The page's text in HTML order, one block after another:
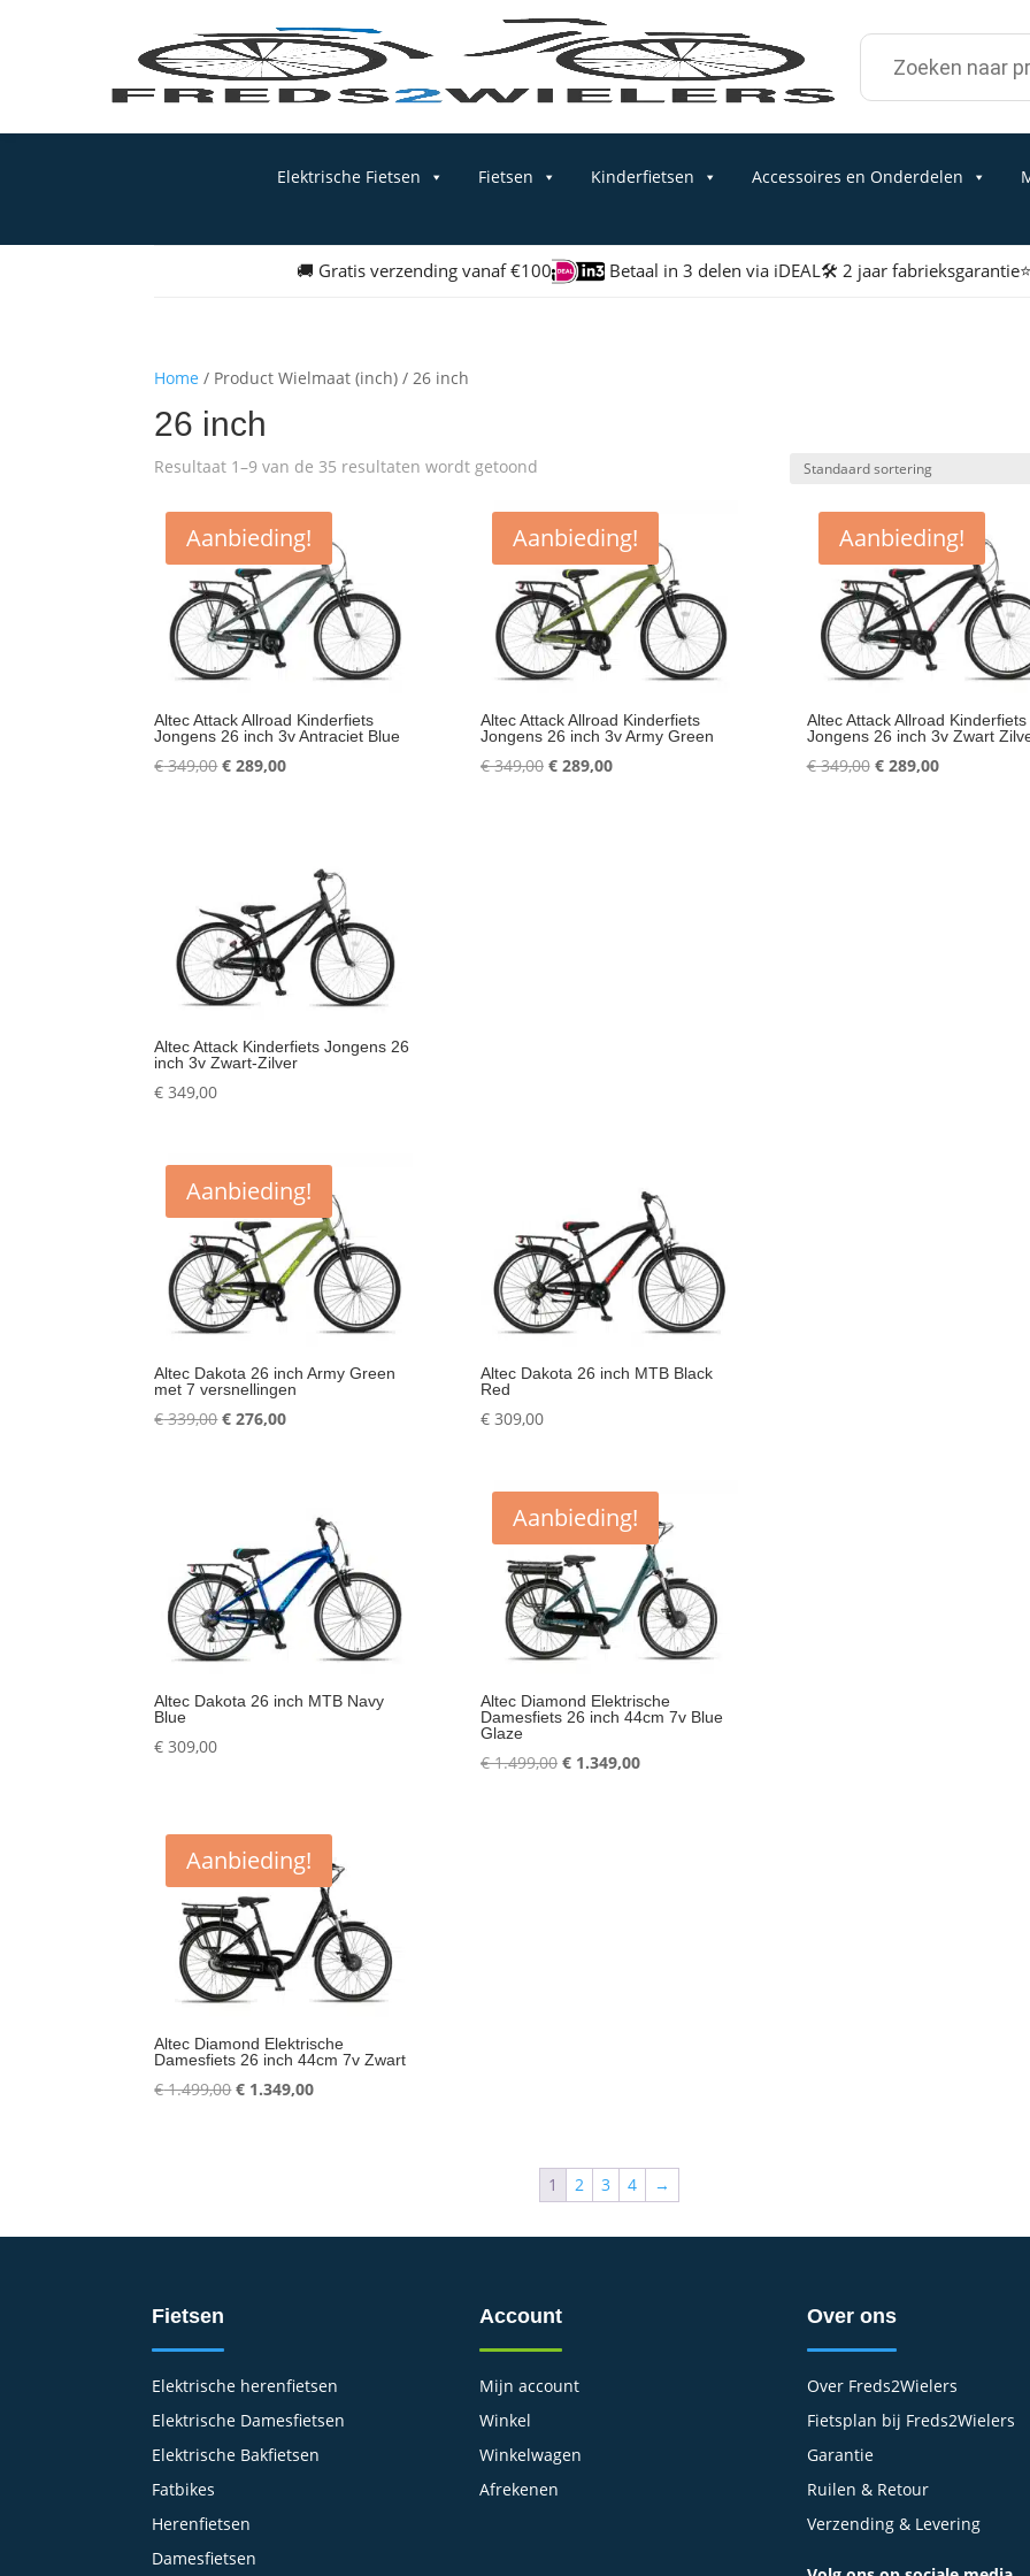
Zoek
naar:
Elektrische Fietsen Fietsen Kinderfietsen Accessoires en Onderdelen
🚚 Gratis verzending vanaf €100 Betaal in 3 delen via iDEAL🛠 2 jaar fabrieksgarantie
Home / Product Wielmaat (inch) / 26 inch
26 inch
Resultaat 1–9 van de 35 resultaten wordt getoond
Aanbieding!
Altec Attack Allroad Kinderfiets
Jongens 26 inch 3v Antraciet Blue
€349,00Oorspronkelijke
€ 289,00Huidige
Aanbieding!
Altec Attack Allroad Kinderfiets
Jongens 26 inch 3v Army Green
€349,00 Oorspronkelijke
€289,00Huidige
Aanbieding!
Altec Attack Allroad Kinderfiets
Jongens 26 inch 3v Zwart
€349,00 Oorspronkelijke
€289,00Huidige
Altec Attack Kinderfiets Jongens 26
inch 3v Zwart-Zilver
€ 349,00
Aanbieding!
Altec Dakota 26 inch Army Green
met 7 versnellingen
€339,00Oorspronkelijke
€ 276,00Huidige
Altec Dakota 26 inch MTB Black
Red
€309,00
Altec Dakota 26 inch MTB Navy
Blue
€ 309,00
Aanbieding!
Altec Diamond Elektrische
Damesfiets 26 inch 44cm 7v Blue
Glaze
€1.499,00 Oorspronkelijke
€1.349,00Huidige
Aanbieding!
Altec Diamond Elektrische
Damesfiets 26 inch 44cm 7v Zwart
€1.499,00Oorspronkelijke
€ 1.349,00Huidige
1 2 3 4 →
Fietsen
Elektrische herenfietsen
Elektrische Damesfietsen
Elektrische Bakfietsen
Fatbikes
Herenfietsen
Damesfietsen
Account
Mijn account
Winkel
Winkelwagen
Afrekenen
Over ons
Over Freds2Wielers
Fietsplan bij Freds2Wielers
Garantie
Ruilen & Retour
Verzending & Levering